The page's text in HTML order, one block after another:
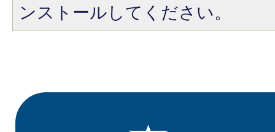
ンストールしてください。